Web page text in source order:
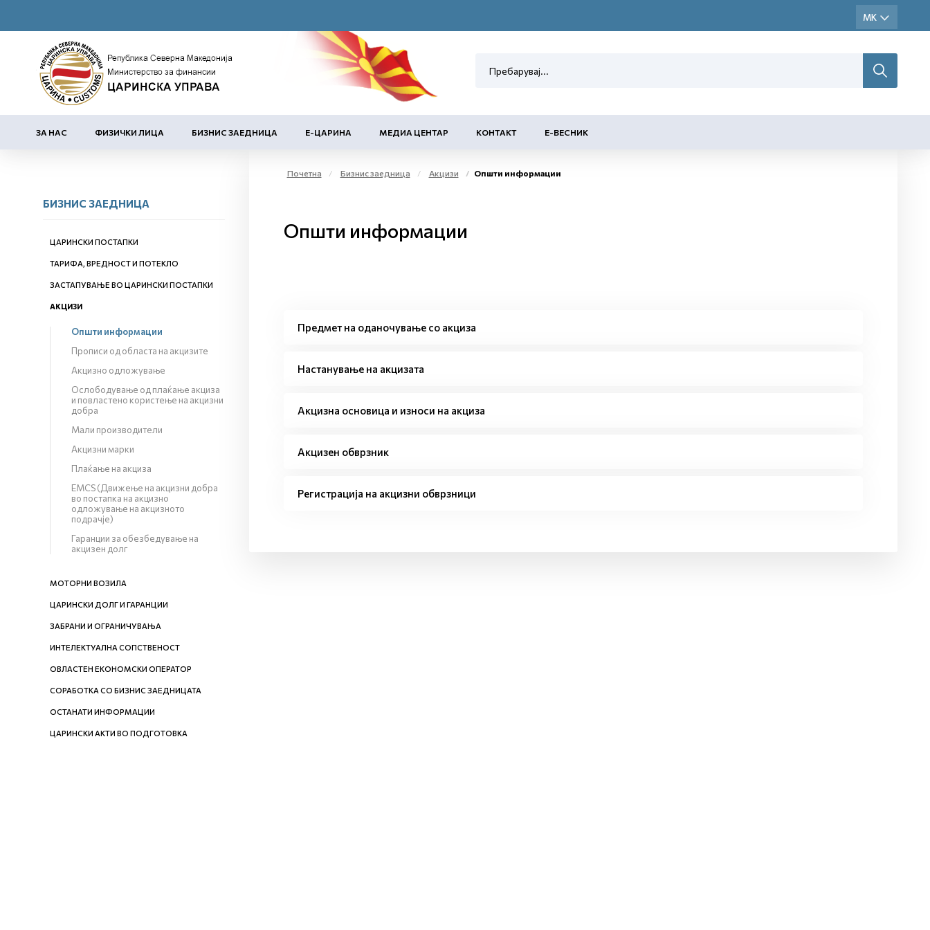
ЗА НАС ФИЗИЧКИ ЛИЦА БИЗНИС ЗАЕДНИЦА Е-ЦАРИНА МЕДИА ЦЕНТАР КОНТАКТ Е-ВЕСНИК
БИЗНИС ЗАЕДНИЦА
ЦАРИНСКИ ПОСТАПКИ
ТАРИФА, ВРЕДНОСТ И ПОТЕКЛО
ЗАСТАПУВАЊЕ ВО ЦАРИНСКИ ПОСТАПКИ
АКЦИЗИ
Општи информации
Прописи од областа на акцизите
Акцизно одложување
Ослободување од плаќање акциза
и повластено користење на акцизни
добра
Мали производители
Акцизни марки
Плаќање на акциза
EMCS (Движење на акцизни добра
во постапка на акцизно
одложување на акцизното
подрачје)
Гаранции за обезбедување на
акцизен долг
МОТОРНИ ВОЗИЛА
ЦАРИНСКИ ДОЛГ И ГАРАНЦИИ
ЗАБРАНИ И ОГРАНИЧУВАЊА
ИНТЕЛЕКТУАЛНА СОПСТВЕНОСТ
ОВЛАСТЕН ЕКОНОМСКИ ОПЕРАТОР
СОРАБОТКА СО БИЗНИС ЗАЕДНИЦАТА
ОСТАНАТИ ИНФОРМАЦИИ
ЦАРИНСКИ АКТИ ВО ПОДГОТОВКА
Почетна Бизнис заедница Акцизи Општи информации
Општи информации
Предмет на оданочување со акциза
Настанување на акцизата
Акцизна основица и износи на акциза
Акцизен обврзник
Регистрација на акцизни обврзници